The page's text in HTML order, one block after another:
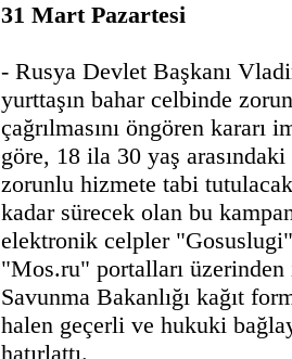
31 Mart Pazartesi
- Rusya Devlet Başkanı
yurttaşın bahar celbinde
çağrılmasını öngören kararı
göre, 18 ila 30 yaş
zorunlu hizmete tabi
kadar sürecek olan bu
elektronik celpler
"Mos.ru" portalları
Savunma Bakanlığı kağıt
halen geçerli ve hukuki
hatırlattı.